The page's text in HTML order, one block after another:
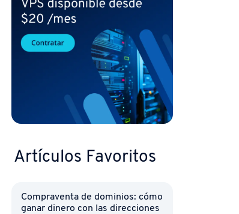
Artículos Favoritos
Co­m­pra­ve­n­ta de dominios: cómo
ganar dinero con las di­re­c­cio­nes